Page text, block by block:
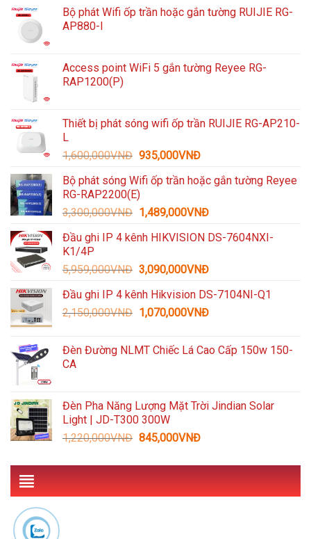
Bộ phát Wifi ốp trần hoặc gắn tường RUIJIE RG-
AP880-I
Access point WiFi 5 gắn tường Reyee RG-
RAP1200(P)
Thiết bị phát sóng wifi ốp trần RUIJIE RG-AP210-
L
1,600,000VNĐ Giá
là:
1,600,000VNĐ.
935,000VNĐGiá
tại
935,000VNĐ.
Bộ phát sóng Wifi ốp trần hoặc gắn tường Reyee
RG-RAP2200(E)
3,300,000VNĐ Giá
là:
1,489,000VNĐGiá
tại
1,489,000VNĐ.
Đầu ghi IP 4 kênh HIKVISION DS-7604NXI-
K1/4P
5,959,000VNĐ Giá
là:
5,959,000VNĐ.
3,090,000VNĐGiá
tại
là:
Đầu ghi IP 4 kênh Hikvision DS-7104NI-Q1
2,150,000VNĐ Giá
2,150,000VNĐ.
1,070,000VNĐGiá
là:
Đèn Đường NLMT Chiếc Lá Cao Cấp 150w 150-
CA
Đèn Pha Năng Lượng Mặt Trời Jindian Solar
Light | JD-T300 300W
1,220,000VNĐ Giá
là:
845,000VNĐGiá
tại
845,000VNĐ.